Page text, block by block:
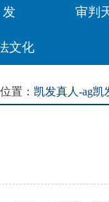
发 审判
文化
置： 凯发真人-ag凯